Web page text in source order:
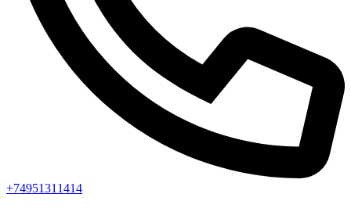
+74951311414